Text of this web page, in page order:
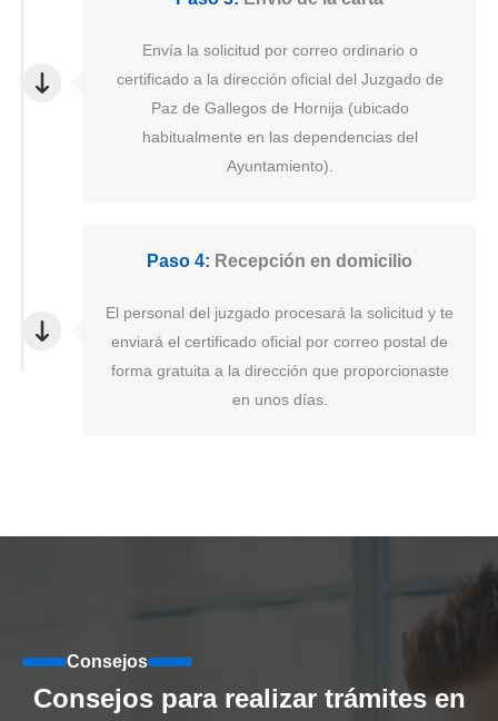
Envía la solicitud por correo ordinario o
certificado a la dirección oficial del Juzgado de
Paz de Gallegos de Hornija (ubicado
habitualmente en las dependencias del
Ayuntamiento).
Paso 4: Recepción en domicilio
El personal del juzgado procesará la solicitud y te
enviará el certificado oficial por correo postal de
forma gratuita a la dirección que proporcionaste
en unos días.
Consejos
Consejos para realizar trámites en